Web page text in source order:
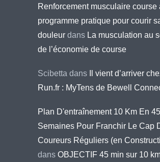
Renforcement musculaire course
programme pratique pour courir
douleur dans La musculation au
de l’économie de course
Scibetta dans
Il vient d’arriver
Run.fr : MyTens de Bewell
Plan D'entraînement 10 Km En
Semaines Pour Franchir Le Cap
Coureurs Réguliers (en
dans OBJECTIF 45 min sur 10